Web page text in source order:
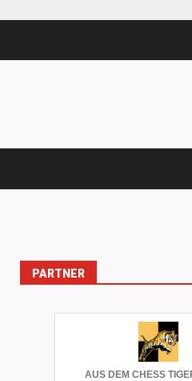
PARTNER
AUS DEM CHESS